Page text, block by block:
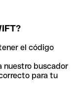
el código
nuestro buscador
para tu